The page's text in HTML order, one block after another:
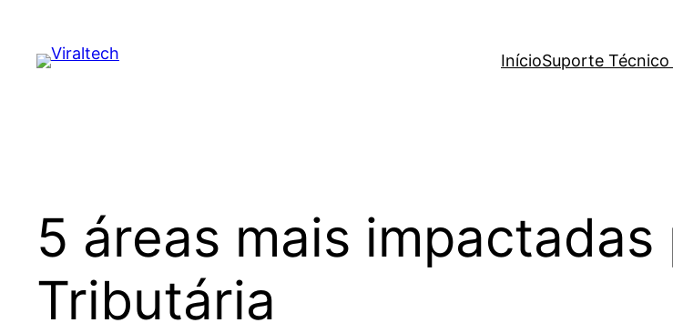
InícioSuporte Técnico
5 áreas mais impactadas
Tributária